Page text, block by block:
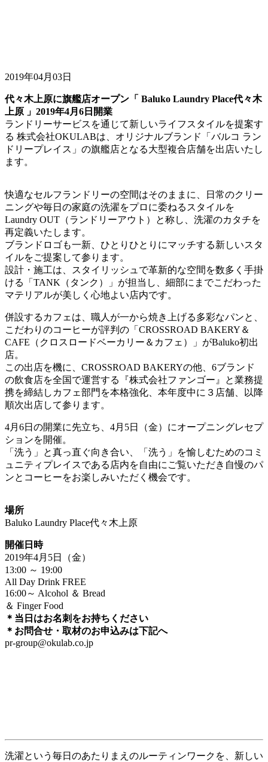
2019年04月03日
代々木上原に旗艦店オープン「 Baluko Laundry Place代々木
上原 」2019年4月6日開業
ランドリーサービスを通じて新しいライフスタイルを提案す
る 株式会社OKULABは、オリジナルブランド「バルコ ラン
ドリープレイス」の旗艦店となる大型複合店舗を出店いたし
ます。
快適なセルフランドリーの空間はそのままに、日常のクリー
ニングや毎日の家庭の洗濯をプロに委ねるスタイルを
Laundry OUT（ランドリーアウト）と称し、洗濯のカタチを
再定義いたします。
ブランドロゴも一新、ひとりひとりにマッチする新しいスタ
イルをご提案して参ります。
設計・施工は、スタイリッシュで革新的な空間を数多く手掛
ける「TANK（タンク）」が担当し、細部にまでこだわった
マテリアルが美しく心地よい店内です。
併設するカフェは、職人が一から焼き上げる多彩なパンと、
こだわりのコーヒーが評判の「CROSSROAD BAKERY＆
CAFE（クロスロードベーカリー＆カフェ）」がBaluko初出
店。
この出店を機に、CROSSROAD BAKERYの他、6ブランド
の飲食店を全国で運営する『株式会社ファンゴー』と業務提
携を締結しカフェ部門を本格強化、本年度中に３店舗、以降
順次出店して参ります。
4月6日の開業に先立ち、4月5日（金）にオープニングレセプ
ションを開催。
「洗う」と真っ直ぐ向き合い、「洗う」を愉しむためのコミ
ュニティプレイスである店内を自由にご覧いただき自慢のパ
ンとコーヒーをお楽しみいただく機会です。
場所
Baluko Laundry Place代々木上原
開催日時
2019年4月5日（金）
13:00 ～ 19:00
All Day Drink FREE
16:00～ Alcohol ＆ Bread
＆ Finger Food
＊当日はお名刺をお持ちください
＊お問合せ・取材のお申込みは下記へ
pr-group@okulab.co.jp
洗濯という毎日のあたりまえのルーティンワークを、新しい